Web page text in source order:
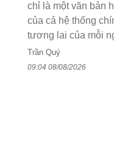
chỉ là một văn bản
của cả hệ thống
tương lai của mỗi
Trần Quý
09:04 08/08/2026